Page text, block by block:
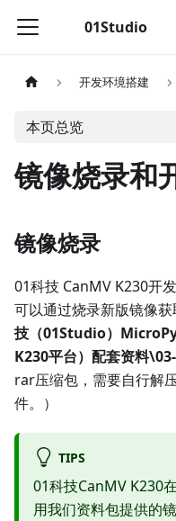
01Studio
开发环境搭建
本页总览
镜像烧录和
镜像烧录
01科技 CanMV K230开
可以通过烧录新版镜像
技（01Studio）
K230平台）配套资料
rar压缩包，需要自行解
件。）
TIPS
01科技CanMV K230
用我们资料包提供的